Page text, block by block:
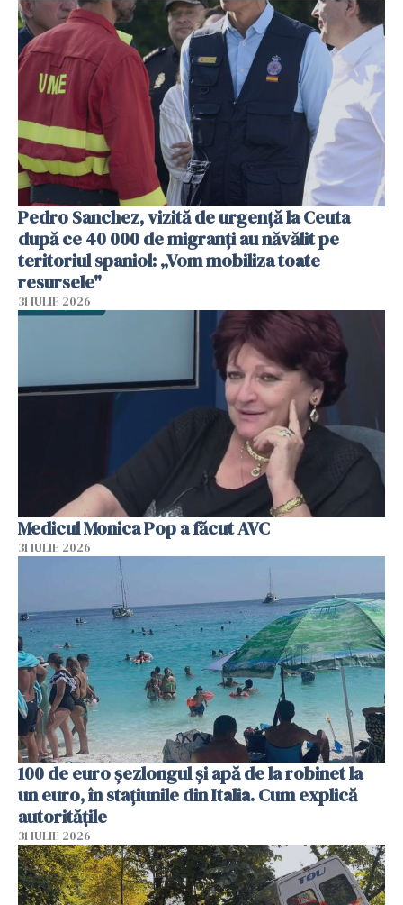
Pedro Sanchez, vizită de urgență la Ceuta
după ce 40 000 de migranți au năvălit pe
teritoriul spaniol: „Vom mobiliza toate
resursele"
31 IULIE 2026
Medicul Monica Pop a făcut AVC
31 IULIE 2026
100 de euro șezlongul și apă de la robinet la
un euro, în stațiunile din Italia. Cum explică
autoritățile
31 IULIE 2026